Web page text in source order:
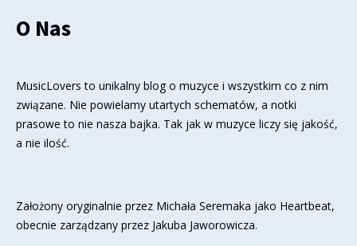
O Nas
MusicLovers to unikalny blog o muzyce i wszystkim co z nim
związane. Nie powielamy utartych schematów, a notki
prasowe to nie nasza bajka. Tak jak w muzyce liczy się jakość,
a nie ilość.
Założony oryginalnie przez Michała Seremaka jako Heartbeat,
obecnie zarządzany przez Jakuba Jaworowicza.